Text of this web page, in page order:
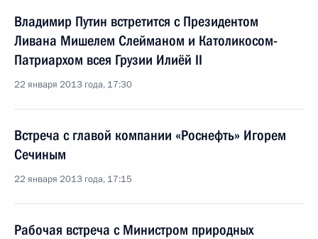
Владимир Путин встретится с Президентом
Ливана Мишелем Слейманом и Католикосом-
Патриархом всея Грузии Илиёй II
22 января 2013 года, 17:30
Встреча с главой компании «Роснефть» Игорем
Сечиным
22 января 2013 года, 17:15
Рабочая встреча с Министром природных